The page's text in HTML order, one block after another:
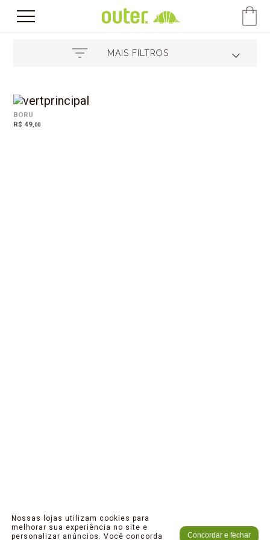
MAIS FILTROS
BORU
R$ 49 ,00
Nossas lojas utilizam cookies para
melhorar sua experiência no site e
personalizar anúncios. Você concorda
Concordar e fechar